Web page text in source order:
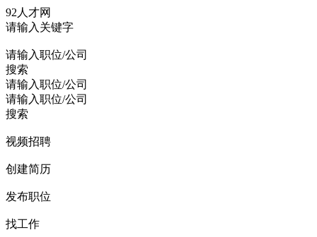
92人才网
请输入关键字
请输入职位/公司
搜索
请输入职位/公司
请输入职位/公司
搜索
视频招聘
创建简历
发布职位
找工作